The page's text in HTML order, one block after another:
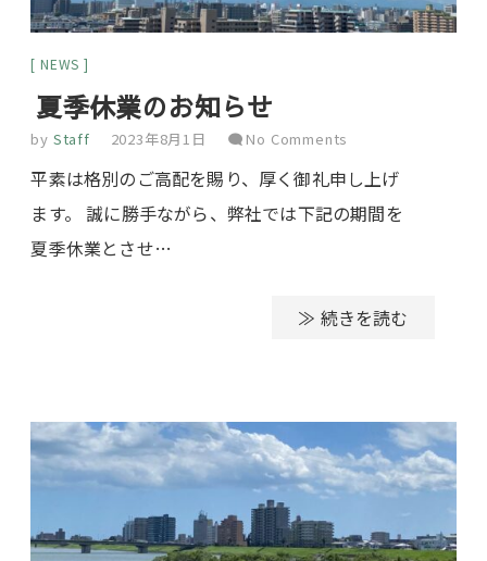
NEWS
夏季休業のお知らせ
by Staff 2023年8月1日 No Comments
平素は格別のご高配を賜り、厚く御礼申し上げ
ます。 誠に勝手ながら、弊社では下記の期間を
夏季休業とさせ…
≫ 続きを読む